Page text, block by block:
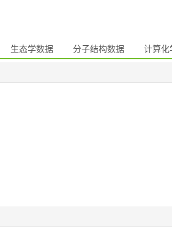
生态学数据 分子结构数据 计算化